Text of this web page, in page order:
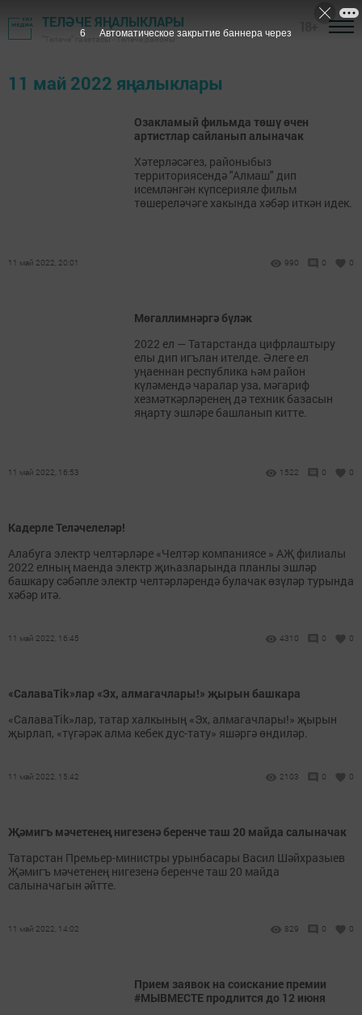
ТЕЛӘЧЕ ЯҢАЛЫКЛАРЫ
"Теләче" газетасы - Теләче районы
11 май 2022 яңалыклары
Озакламый фильмда төшү өчен
артистлар сайланып алыначак
Хәтерләсәгез, районыбыз
территориясендә "Алмаш" дип
исемләнгән күпсерияле фильм
төшереләчәге хакында хәбәр иткән идек.
11 май 2022, 20:01 990 0 0
Мөгаллимнәргә бүләк
2022 ел — Татарстанда цифрлаштыру
елы дип игълан ителде. Әлеге ел
уңаеннан республика һәм район
күләмендә чаралар уза, мәгариф
хезмәткәрләренең дә техник базасын
яңарту эшләре башланып китте.
11 май 2022, 16:53 1522 0 0
Кадерле Теләчелеләр!
Алабуга электр челтәрләре «Челтәр компаниясе » АҖ филиалы
2022 елның маенда электр җиһазларында планлы эшләр
башкару сәбәпле электр челтәрләрендә булачак өзүләр турында
хәбәр итә.
11 май 2022, 16:45 4310 0 0
«СалаваTik»лар «Эх, алмагачлары!» җырын башкара
«СалаваTik»лар, татар халкының «Эх, алмагачлары!» җырын
җырлап, «түгәрәк алма кебек дус-тату» яшәргә өндиләр.
11 май 2022, 15:42 2103 0 0
Җәмигъ мәчетенең нигезенә беренче таш 20 майда салыначак
Татарстан Премьер-министры урынбасары Васил Шәйхразыев
Җәмигъ мәчетенең нигезенә беренче таш 20 майда
салыначагын әйтте.
11 май 2022, 14:02 829 0 0
Прием заявок на соискание премии
#МЫВМЕСТЕ продлится до 12 июня
5 Автоматическое закрытие баннера через